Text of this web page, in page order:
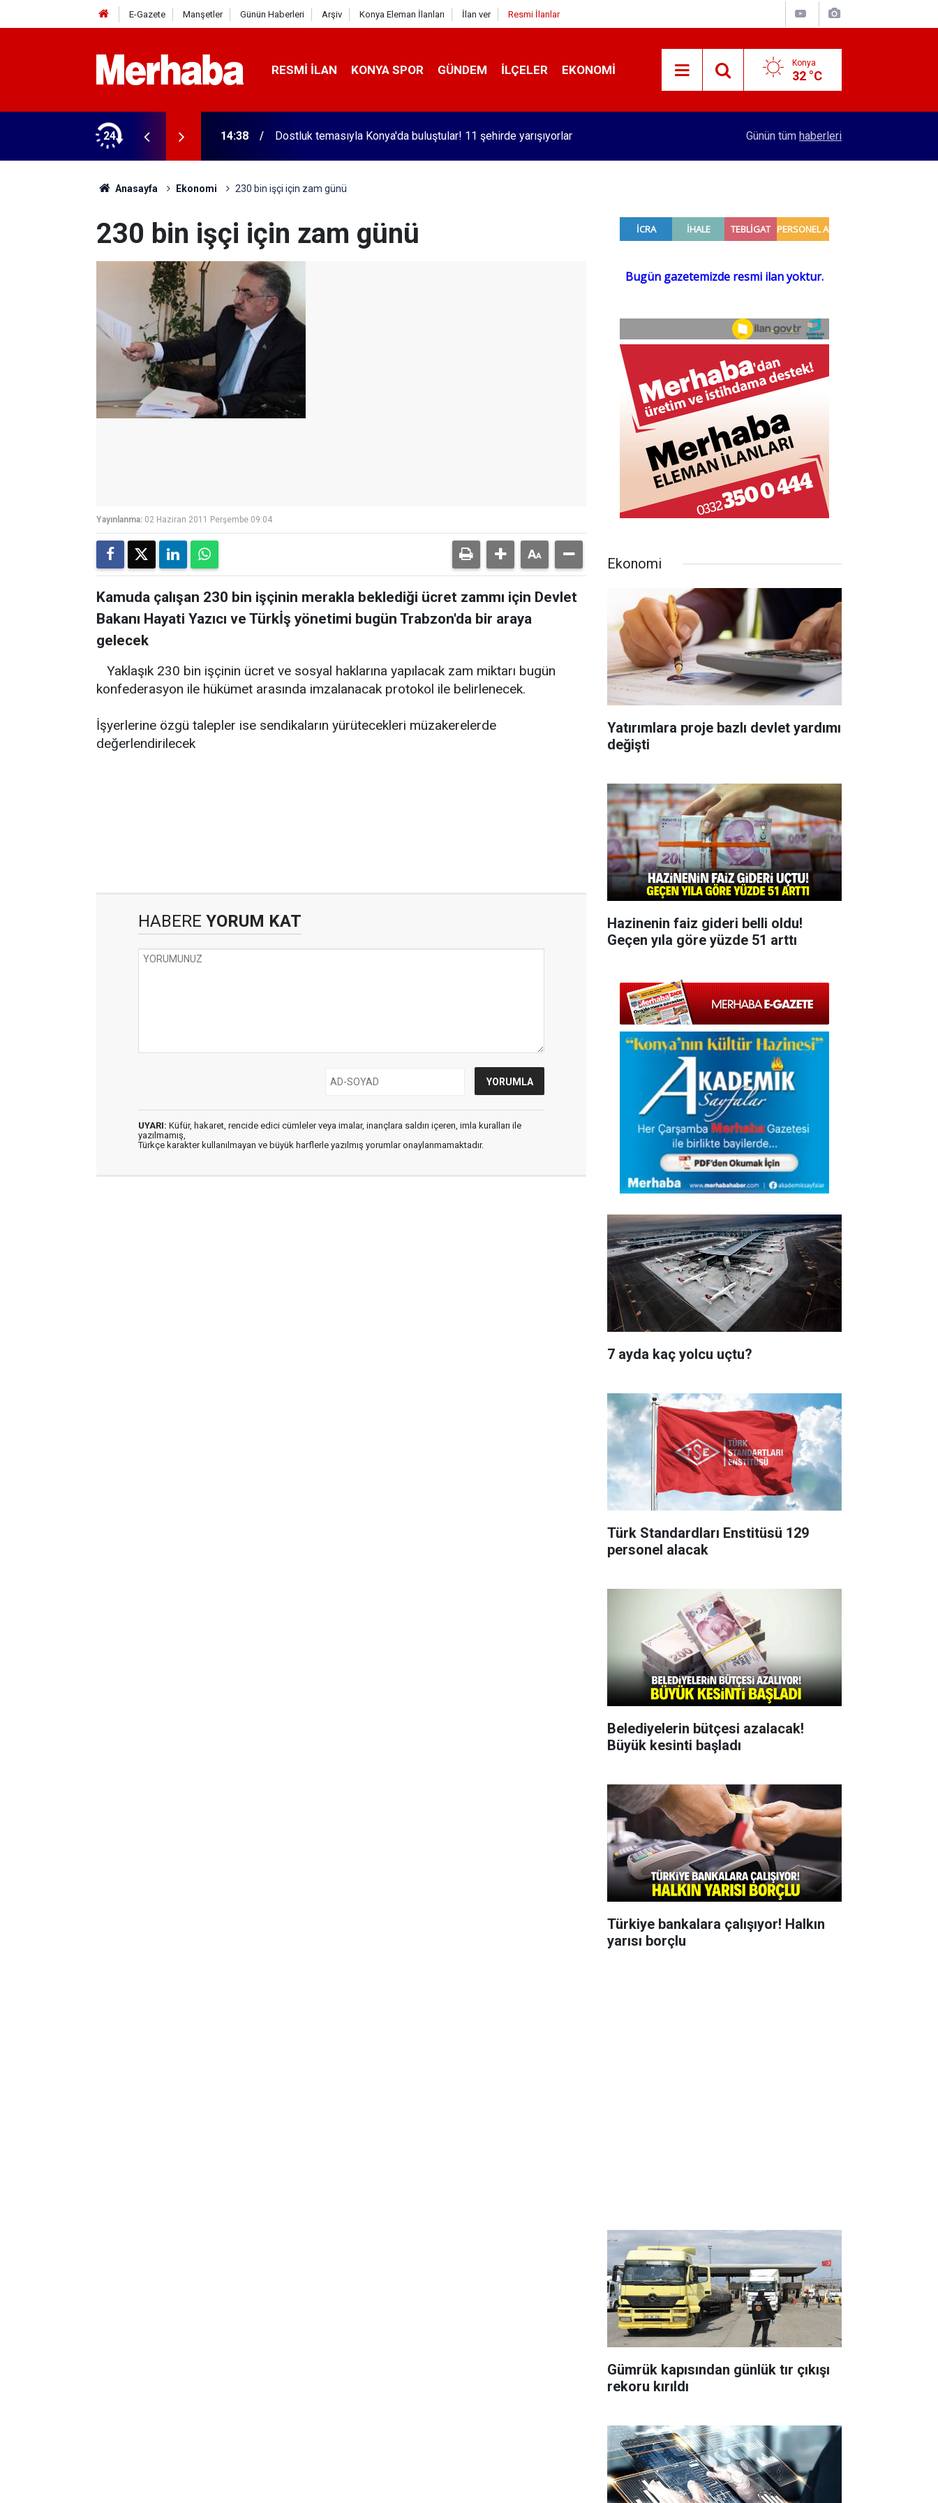
E-Gazete Manşetler Günün Haberleri Arşiv Konya Eleman İlanları İlan ver Resmi İlanlar
RESMI İLAN KONYA SPOR GÜNDEM İLÇELER EKONOMI Konya
32 °C
24
yıla göre yüzde 51 arttı 14:38 Dostluk temasıyla Konya'da buluştular! 11 şehirde yarışıyorlar 7 ayda kaç yolcu uçtu?
Günün tüm haberleri
Anasayfa Ekonomi 230 bin işçi için zam günü
230 bin işçi için zam günü
Yayınlanma: 02 Haziran 2011 Perşembe 09:04
Kamuda çalışan 230 bin işçinin merakla beklediği ücret zammı için Devlet
Bakanı Hayati Yazıcı ve Türkİş yönetimi bugün Trabzon'da bir araya
gelecek
Yaklaşık 230 bin işçinin ücret ve sosyal haklarına yapılacak zam miktarı bugün
konfederasyon ile hükümet arasında imzalanacak protokol ile belirlenecek.
İşyerlerine özgü talepler ise sendikaların yürütecekleri müzakerelerde
değerlendirilecek
HABERE YORUM KAT
UYARI: Küfür, hakaret, rencide edici cümleler veya imalar, inançlara saldırı içeren, imla kuralları ile
yazılmamış,
Türkçe karakter kullanılmayan ve büyük harflerle yazılmış yorumlar onaylanmamaktadır.
Ekonomi
Yatırımlara proje bazlı devlet yardımı
değişti
Hazinenin faiz gideri belli oldu!
Geçen yıla göre yüzde 51 arttı
7 ayda kaç yolcu uçtu?
Türk Standardları Enstitüsü 129
personel alacak
Belediyelerin bütçesi azalacak!
Büyük kesinti başladı
Türkiye bankalara çalışıyor! Halkın
yarısı borçlu
Gümrük kapısından günlük tır çıkışı
rekoru kırıldı